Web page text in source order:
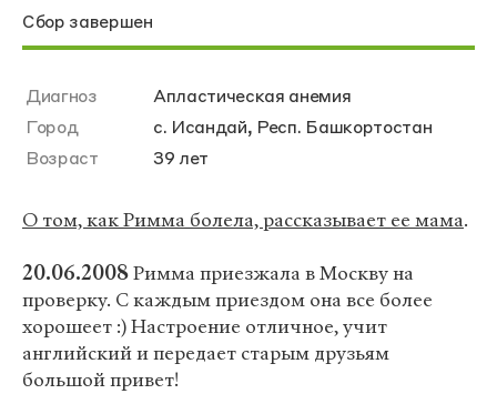
Сбор завершен
Диагноз
Апластическая анемия
Город
с. Исандай, Респ. Башкортостан
Возраст
39 лет
О том, как Римма болела, рассказывает ее мама.
20.06.2008Римма приезжала в Москву на
проверку. С каждым приездом она все более
хорошеет :) Настроение отличное, учит
английский и передает старым друзьям
большой привет!